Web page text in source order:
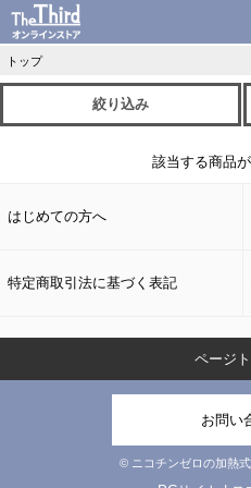
トップ
絞り込み
該当する商品が
はじめての方へ
特定商取引法に基づく表記
ページ
お問い
© ニコチンゼロの加熱